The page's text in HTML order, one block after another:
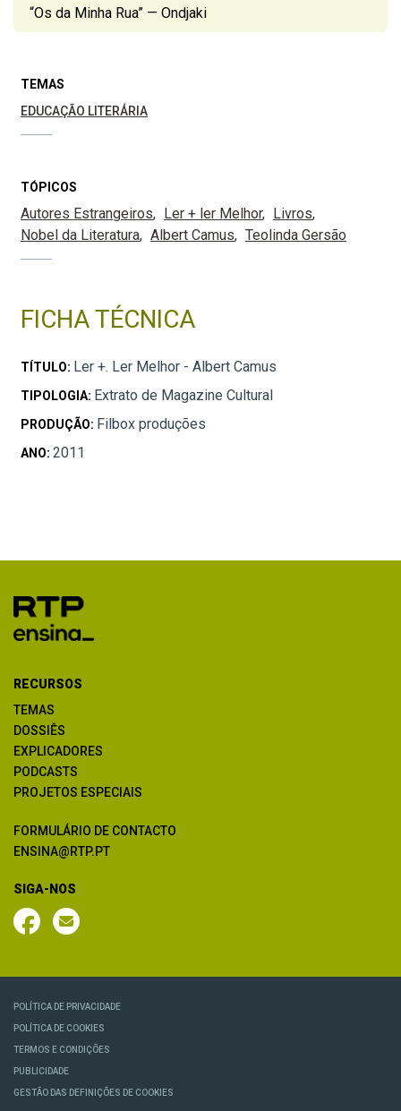
“Os da Minha Rua” — Ondjaki
TEMAS
EDUCAÇÃO LITERÁRIA
TÓPICOS
Autores Estrangeiros Ler + ler Melhor
Livros
Nobel da Literatura
Albert Camus Teolinda Gersão
FICHA TÉCNICA
TÍTULO: Ler +. Ler Melhor - Albert Camus
TIPOLOGIA: Extrato de Magazine Cultural
PRODUÇÃO: Filbox produções
ANO: 2011
RECURSOS
TEMAS
DOSSIÊS
EXPLICADORES
PODCASTS
PROJETOS ESPECIAIS
FORMULÁRIO DE CONTACTO
ENSINA@RTP.PT
SIGA-NOS
POLÍTICA DE PRIVACIDADE
POLÍTICA DE COOKIES
TERMOS E CONDIÇÕES
PUBLICIDADE
GESTÃO DAS DEFINIÇÕES DE COOKIES